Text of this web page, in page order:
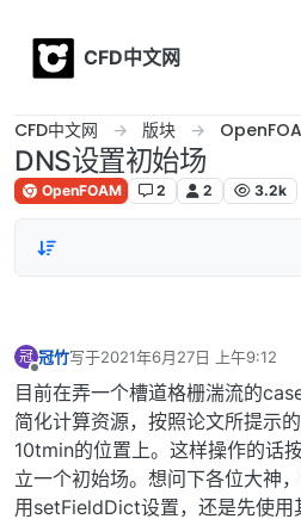
CFD中文网
CFD中文网 版块
DNS设置初始场
OpenFOAM 2 2 3.2k
冠
离线
冠竹写于2021年6月27日 上午9:12
最后由 编辑
目前在弄一个槽道格栅湍流的
简化计算资源，按照论文所提示
10tmin的位置上。这样操作的话
立一个初始场。想问下各位大神
用setFieldDict设置，还是先使用